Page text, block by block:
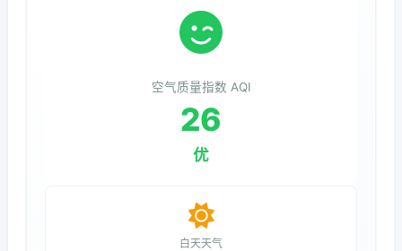
空气质量指数 AQI
26
优
白天天气